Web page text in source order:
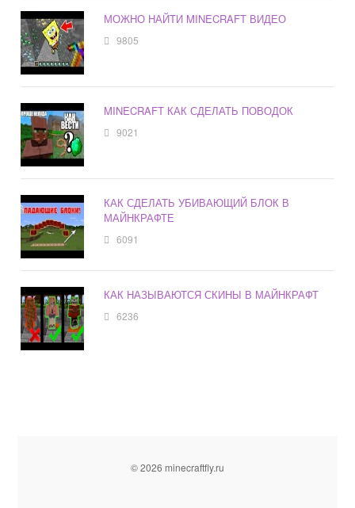
МОЖНО НАЙТИ MINECRAFT ВИДЕО
9805
MINECRAFT КАК СДЕЛАТЬ ПОВОДОК
9021
КАК СДЕЛАТЬ УБИВАЮЩИЙ БЛОК В
МАЙНКРАФТЕ
6091
КАК НАЗЫВАЮТСЯ СКИНЫ В МАЙНКРАФТ
6236
© 2026 minecraftfly.ru